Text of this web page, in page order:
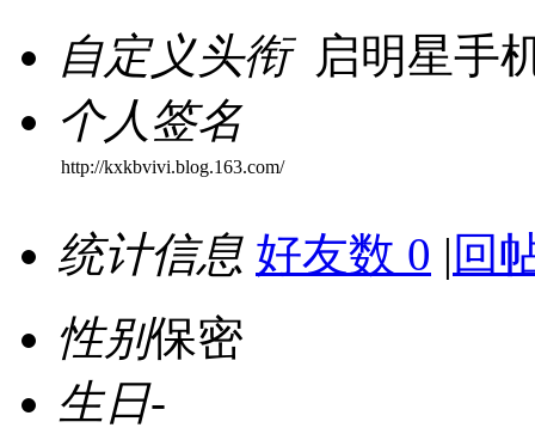
自定义头衔 启明星手
个人签名
http://kxkbvivi.blog.163.com/
统计信息 好友数 0 | 回
性别保密
生日-